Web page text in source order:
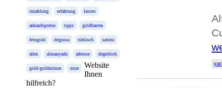
inzahlung erfahrung lassen
ankaufspreise tipps goldbarren
feingold degussa türkisch satimi
alim almanyada adresse degerloch
gold-goldmünze unze
Website
Ihnen
hilfreich?